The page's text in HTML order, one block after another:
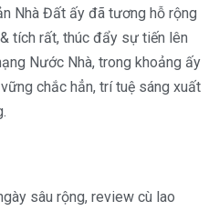
Nhà Đất ấy đã tương hỗ rộng
tích rất, thúc đẩy sự tiến lên
Nước Nhà, trong khoảng ấy
chắc hẳn, trí tuệ sáng xuất
sâu rộng, review cù lao